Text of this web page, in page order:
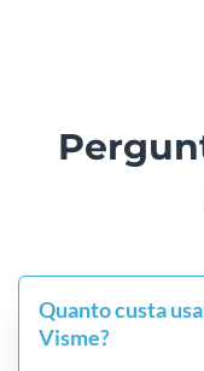
Quanto custa
Visme?